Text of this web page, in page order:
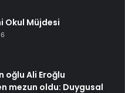
Okul Müjdesi
oğlu Ali Eroğlu
mezun oldu: Duygusal